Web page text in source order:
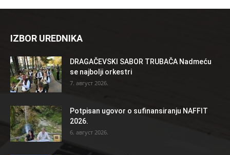
IZBOR UREDNIKA
DRAGAČEVSKI SABOR TRUBAČA Nadmeću
se najbolji orkestri
7. август 2026.
Potpisan ugovor o sufinansiranju NAFFIT
2026.
6. август 2026.